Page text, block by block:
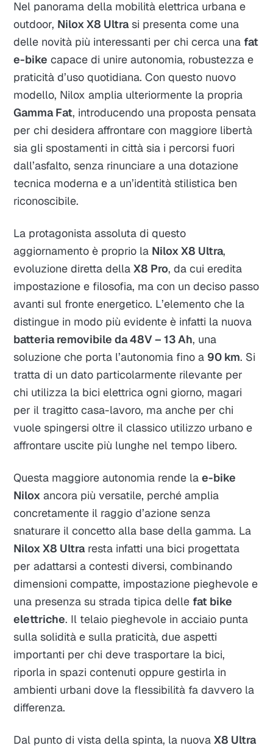
Nel panorama della mobilità elettrica urbana e
outdoor, Nilox X8 Ultrasi presenta come una
delle novità più interessanti per chi cerca una fat
e-bike capace di unire autonomia, robustezza e
praticità d’uso quotidiana. Con questo nuovo
modello, Nilox amplia ulteriormente la propria
Gamma Fat, introducendo una proposta pensata
per chi desidera affrontare con maggiore libertà
sia gli spostamenti in città sia i percorsi fuori
dall’asfalto, senza rinunciare a una dotazione
tecnica moderna e a un’identità stilistica ben
riconoscibile.
La protagonista assoluta di questo
aggiornamento è proprio la Nilox X8 Ultra,
evoluzione diretta dellaX8 Pro, da cui eredita
impostazione e filosofia, ma con un deciso passo
avanti sul fronte energetico. L’elemento che la
distingue in modo più evidente è infatti la nuova
batteria removibile da 48V – 13 Ah, una
soluzione che porta l’autonomia fino a 90 km. Si
tratta di un dato particolarmente rilevante per
chi utilizza la bici elettrica ogni giorno, magari
per il tragitto casa-lavoro, ma anche per chi
vuole spingersi oltre il classico utilizzo urbano e
affrontare uscite più lunghe nel tempo libero.
Questa maggiore autonomia rende lae-bike
Nilox ancora più versatile, perché amplia
concretamente il raggio d’azione senza
snaturare il concetto alla base della gamma. La
Nilox X8 Ultraresta infatti una bici progettata
per adattarsi a contesti diversi, combinando
dimensioni compatte, impostazione pieghevole e
una presenza su strada tipica delle fat bike
elettriche. Il telaio pieghevole in acciaio punta
sulla solidità e sulla praticità, due aspetti
importanti per chi deve trasportare la bici,
riporla in spazi contenuti oppure gestirla in
ambienti urbani dove la flessibilità fa davvero la
differenza.
Dal punto di vista della spinta, la nuovaX8 Ultra